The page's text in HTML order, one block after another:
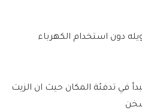
دون استخدام الكهرباء
في تدفئة المكان حيث ان الزيت